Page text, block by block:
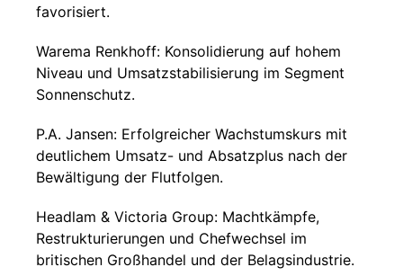
favorisiert.
Warema Renkhoff: Konsolidierung auf hohem
Niveau und Umsatzstabilisierung im Segment
Sonnenschutz.
P.A. Jansen: Erfolgreicher Wachstumskurs mit
deutlichem Umsatz- und Absatzplus nach der
Bewältigung der Flutfolgen.
Headlam & Victoria Group: Machtkämpfe,
Restrukturierungen und Chefwechsel im
britischen Großhandel und der Belagsindustrie.